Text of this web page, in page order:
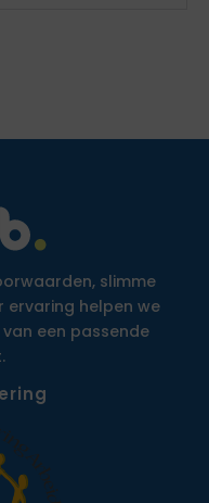
slimme
ervaring helpen we
een passende